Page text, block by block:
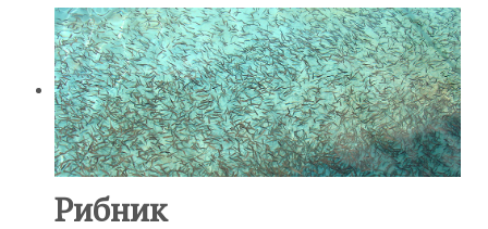
Рибник